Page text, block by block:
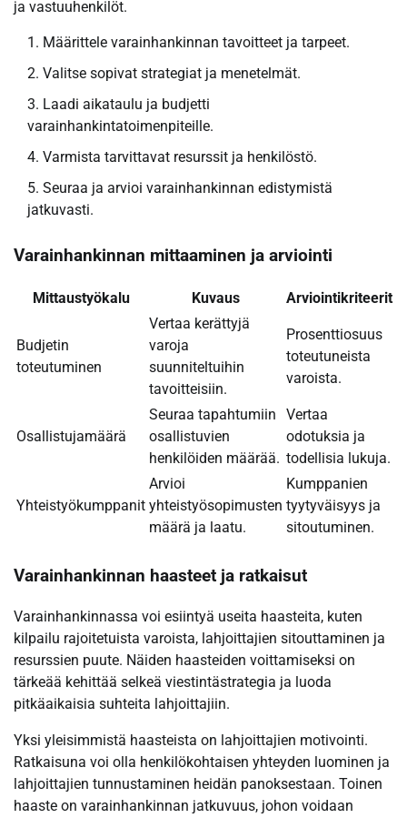
ja vastuuhenkilöt.
Määrittele varainhankinnan tavoitteet ja tarpeet.
Valitse sopivat strategiat ja menetelmät.
Laadi aikataulu ja budjetti
varainhankintatoimenpiteille.
Varmista tarvittavat resurssit ja henkilöstö.
Seuraa ja arvioi varainhankinnan edistymistä
jatkuvasti.
Varainhankinnan mittaaminen ja arviointi
Mittaustyökalu Kuvaus Arviointikriteerit
Budjetin
toteutuminen
Vertaa kerättyjä
varoja
suunniteltuihin
tavoitteisiin.
Prosenttiosuus
toteutuneista
varoista.
Osallistujamäärä
Seuraa tapahtumiin
osallistuvien
henkilöiden määrää.
Vertaa
odotuksia ja
todellisia lukuja.
Yhteistyökumppanit
Arvioi
yhteistyösopimusten
määrä ja laatu.
Kumppanien
tyytyväisyys ja
sitoutuminen.
Varainhankinnan haasteet ja ratkaisut
Varainhankinnassa voi esiintyä useita haasteita, kuten
kilpailu rajoitetuista varoista, lahjoittajien sitouttaminen ja
resurssien puute. Näiden haasteiden voittamiseksi on
tärkeää kehittää selkeä viestintästrategia ja luoda
pitkäaikaisia suhteita lahjoittajiin.
Yksi yleisimmistä haasteista on lahjoittajien motivointi.
Ratkaisuna voi olla henkilökohtaisen yhteyden luominen ja
lahjoittajien tunnustaminen heidän panoksestaan. Toinen
haaste on varainhankinnan jatkuvuus, johon voidaan